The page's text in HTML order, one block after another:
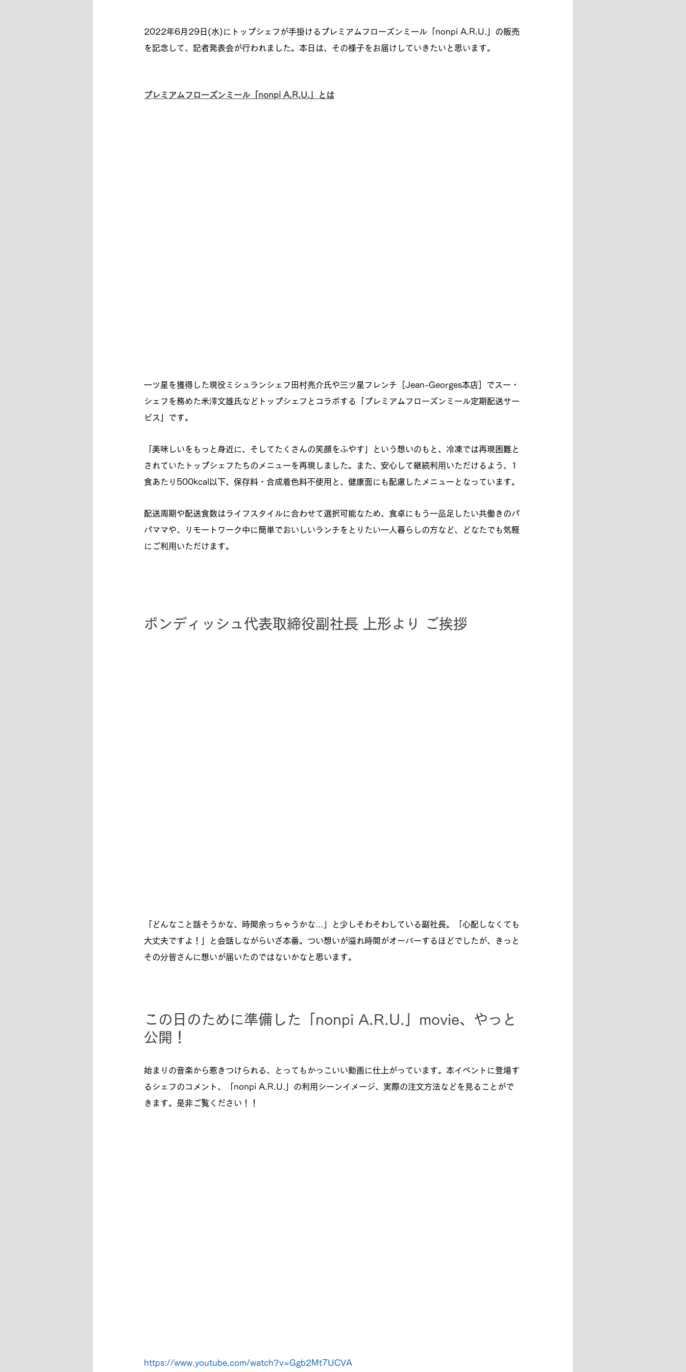
2022年6月29日(水)にトップシェフが手掛けるプレミアムフローズンミール「nonpi A.R.U.」の販売
を記念して、記者発表会が行われました。本日は、その様子をお届けしていきたいと思います。
プレミアムフローズンミール「nonpi A.R.U.」とは
一ツ星を獲得した現役ミシュランシェフ田村亮介氏や三ツ星フレンチ［Jean-Georges本店］でスー・
シェフを務めた米澤文雄氏などトップシェフとコラボする「プレミアムフローズンミール定期配送サー
ビス」です。
「美味しいをもっと身近に、そしてたくさんの笑顔をふやす」という想いのもと、冷凍では再現困難と
されていたトップシェフたちのメニューを再現しました。また、安心して継続利用いただけるよう、1
食あたり500kcal以下、保存料・合成着色料不使用と、健康面にも配慮したメニューとなっています。
配送周期や配送食数はライフスタイルに合わせて選択可能なため、食卓にもう一品足したい共働きのパ
パママや、リモートワーク中に簡単でおいしいランチをとりたい一人暮らしの方など、どなたでも気軽
にご利用いただけます。
ボンディッシュ代表取締役副社長 上形より ご挨拶
「どんなこと話そうかな、時間余っちゃうかな…」と少しそわそわしている副社長。「心配しなくても
大丈夫ですよ！」と会話しながらいざ本番。つい想いが溢れ時間がオーバーするほどでしたが、きっと
その分皆さんに想いが届いたのではないかなと思います。
この日のために準備した「nonpi A.R.U.」movie、やっと
公開！
始まりの音楽から惹きつけられる、とってもかっこいい動画に仕上がっています。本イベントに登場す
るシェフのコメント、「nonpi A.R.U.」の利用シーンイメージ、実際の注文方法などを見ることがで
きます。是非ご覧ください！！
https://www.youtube.com/watch?v=Ggb2Mt7UCVA